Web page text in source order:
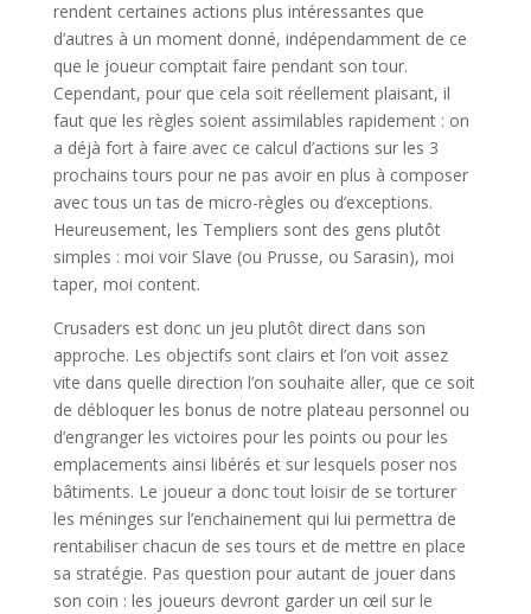
rendent certaines actions plus intéressantes que
d’autres à un moment donné, indépendamment de ce
que le joueur comptait faire pendant son tour.
Cependant, pour que cela soit réellement plaisant, il
faut que les règles soient assimilables rapidement : on
a déjà fort à faire avec ce calcul d’actions sur les 3
prochains tours pour ne pas avoir en plus à composer
avec tous un tas de micro-règles ou d’exceptions.
Heureusement, les Templiers sont des gens plutôt
simples : moi voir Slave (ou Prusse, ou Sarasin), moi
taper, moi content.
Crusaders est donc un jeu plutôt direct dans son
approche. Les objectifs sont clairs et l’on voit assez
vite dans quelle direction l’on souhaite aller, que ce soit
de débloquer les bonus de notre plateau personnel ou
d’engranger les victoires pour les points ou pour les
emplacements ainsi libérés et sur lesquels poser nos
bâtiments. Le joueur a donc tout loisir de se torturer
les méninges sur l’enchainement qui lui permettra de
rentabiliser chacun de ses tours et de mettre en place
sa stratégie. Pas question pour autant de jouer dans
son coin : les joueurs devront garder un œil sur le